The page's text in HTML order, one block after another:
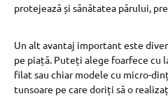
protejează și sănătatea părului,
Un alt avantaj important este
pe piață. Puteți alege foarfece cu
filat sau chiar modele cu micro-
tunsoare pe care doriți să o